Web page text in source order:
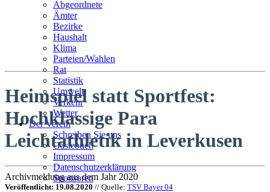
Straßen
Abgeordnete
Ämter
Bezirke
Haushalt
Klima
Parteien/Wahlen
Rat
Statistik
Umwelt
Verkehr
Wetter
Der Verein
Schreiben Sie uns
Gästebuch
Impressum
Datenschutzerklärung
Sponsoren
Heimspiel statt Sportfest:
Hochklassige Para
Leichtathletik in Leverkusen
Archivmeldung aus dem Jahr 2020
Veröffentlicht: 19.08.2020 // Quelle: TSV Bayer 04